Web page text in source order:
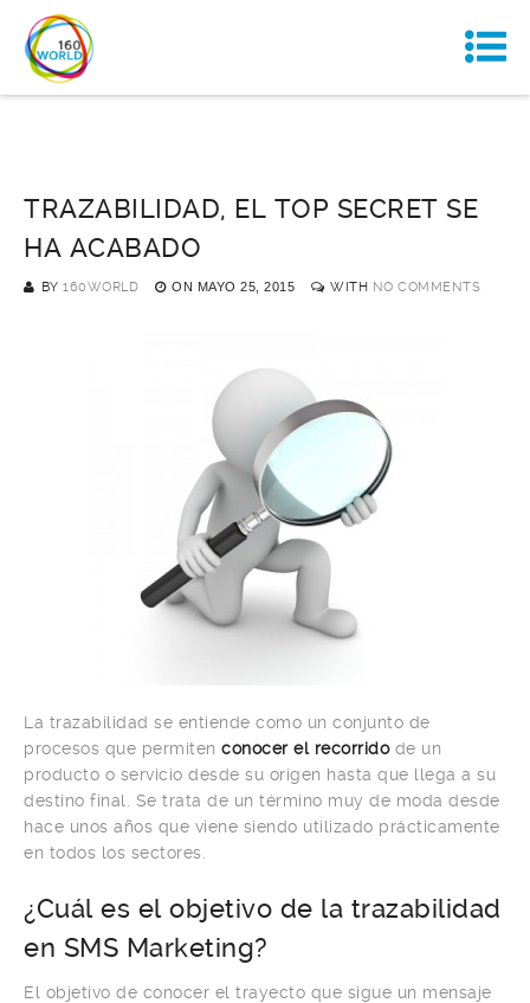
TRAZABILIDAD, EL TOP SECRET SE
HA ACABADO
BY 160WORLD ON MAYO 25, 2015 WITH NO COMMENTS
La trazabilidad se entiende como un conjunto de
procesos que permiten conocer el recorridode un
producto o servicio desde su origen hasta que llega a su
destino final. Se trata de un término muy de moda desde
hace unos años que viene siendo utilizado prácticamente
en todos los sectores.
¿Cuál es el objetivo de la trazabilidad
en SMS Marketing?
El objetivo de conocer el trayecto que sigue un mensaje